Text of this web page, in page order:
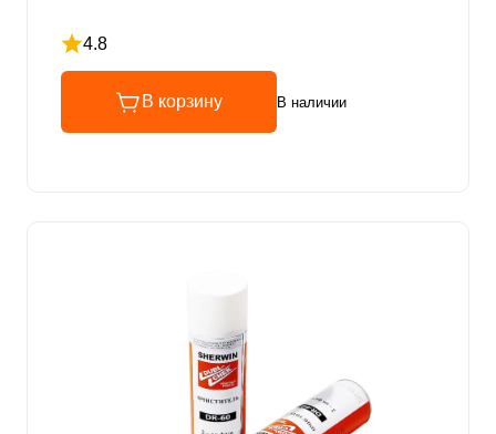
4.8
Рейтинг 4.8 из 5
В корзину В наличии